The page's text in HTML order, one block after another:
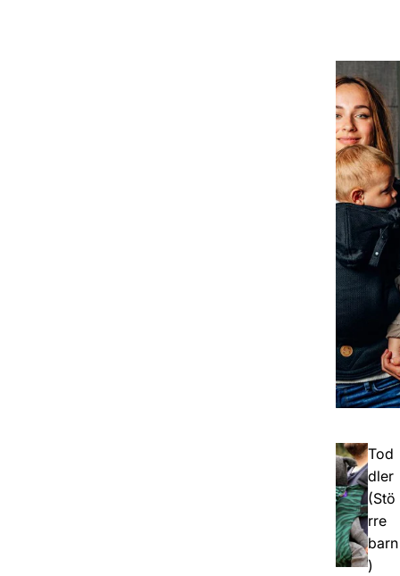
Tod
dler
(Stö
rre
barn
)